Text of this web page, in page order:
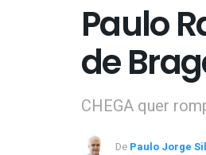
Paulo
de
CHEGA quer
De Paulo Jorge